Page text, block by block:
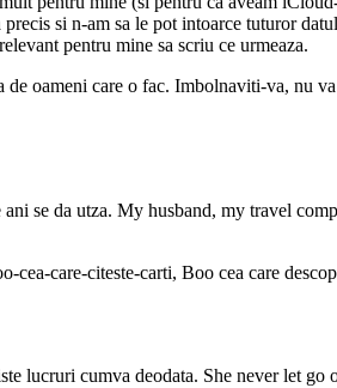
si n-am sa le pot intoarce tuturor
pentru mine sa scriu ce urmeaza.
oameni care o fac. Imbolnaviti-va, nu
se da utza. My husband, my travel
care-citeste-carti, Boo cea care
lucruri cumva deodata. She never let go